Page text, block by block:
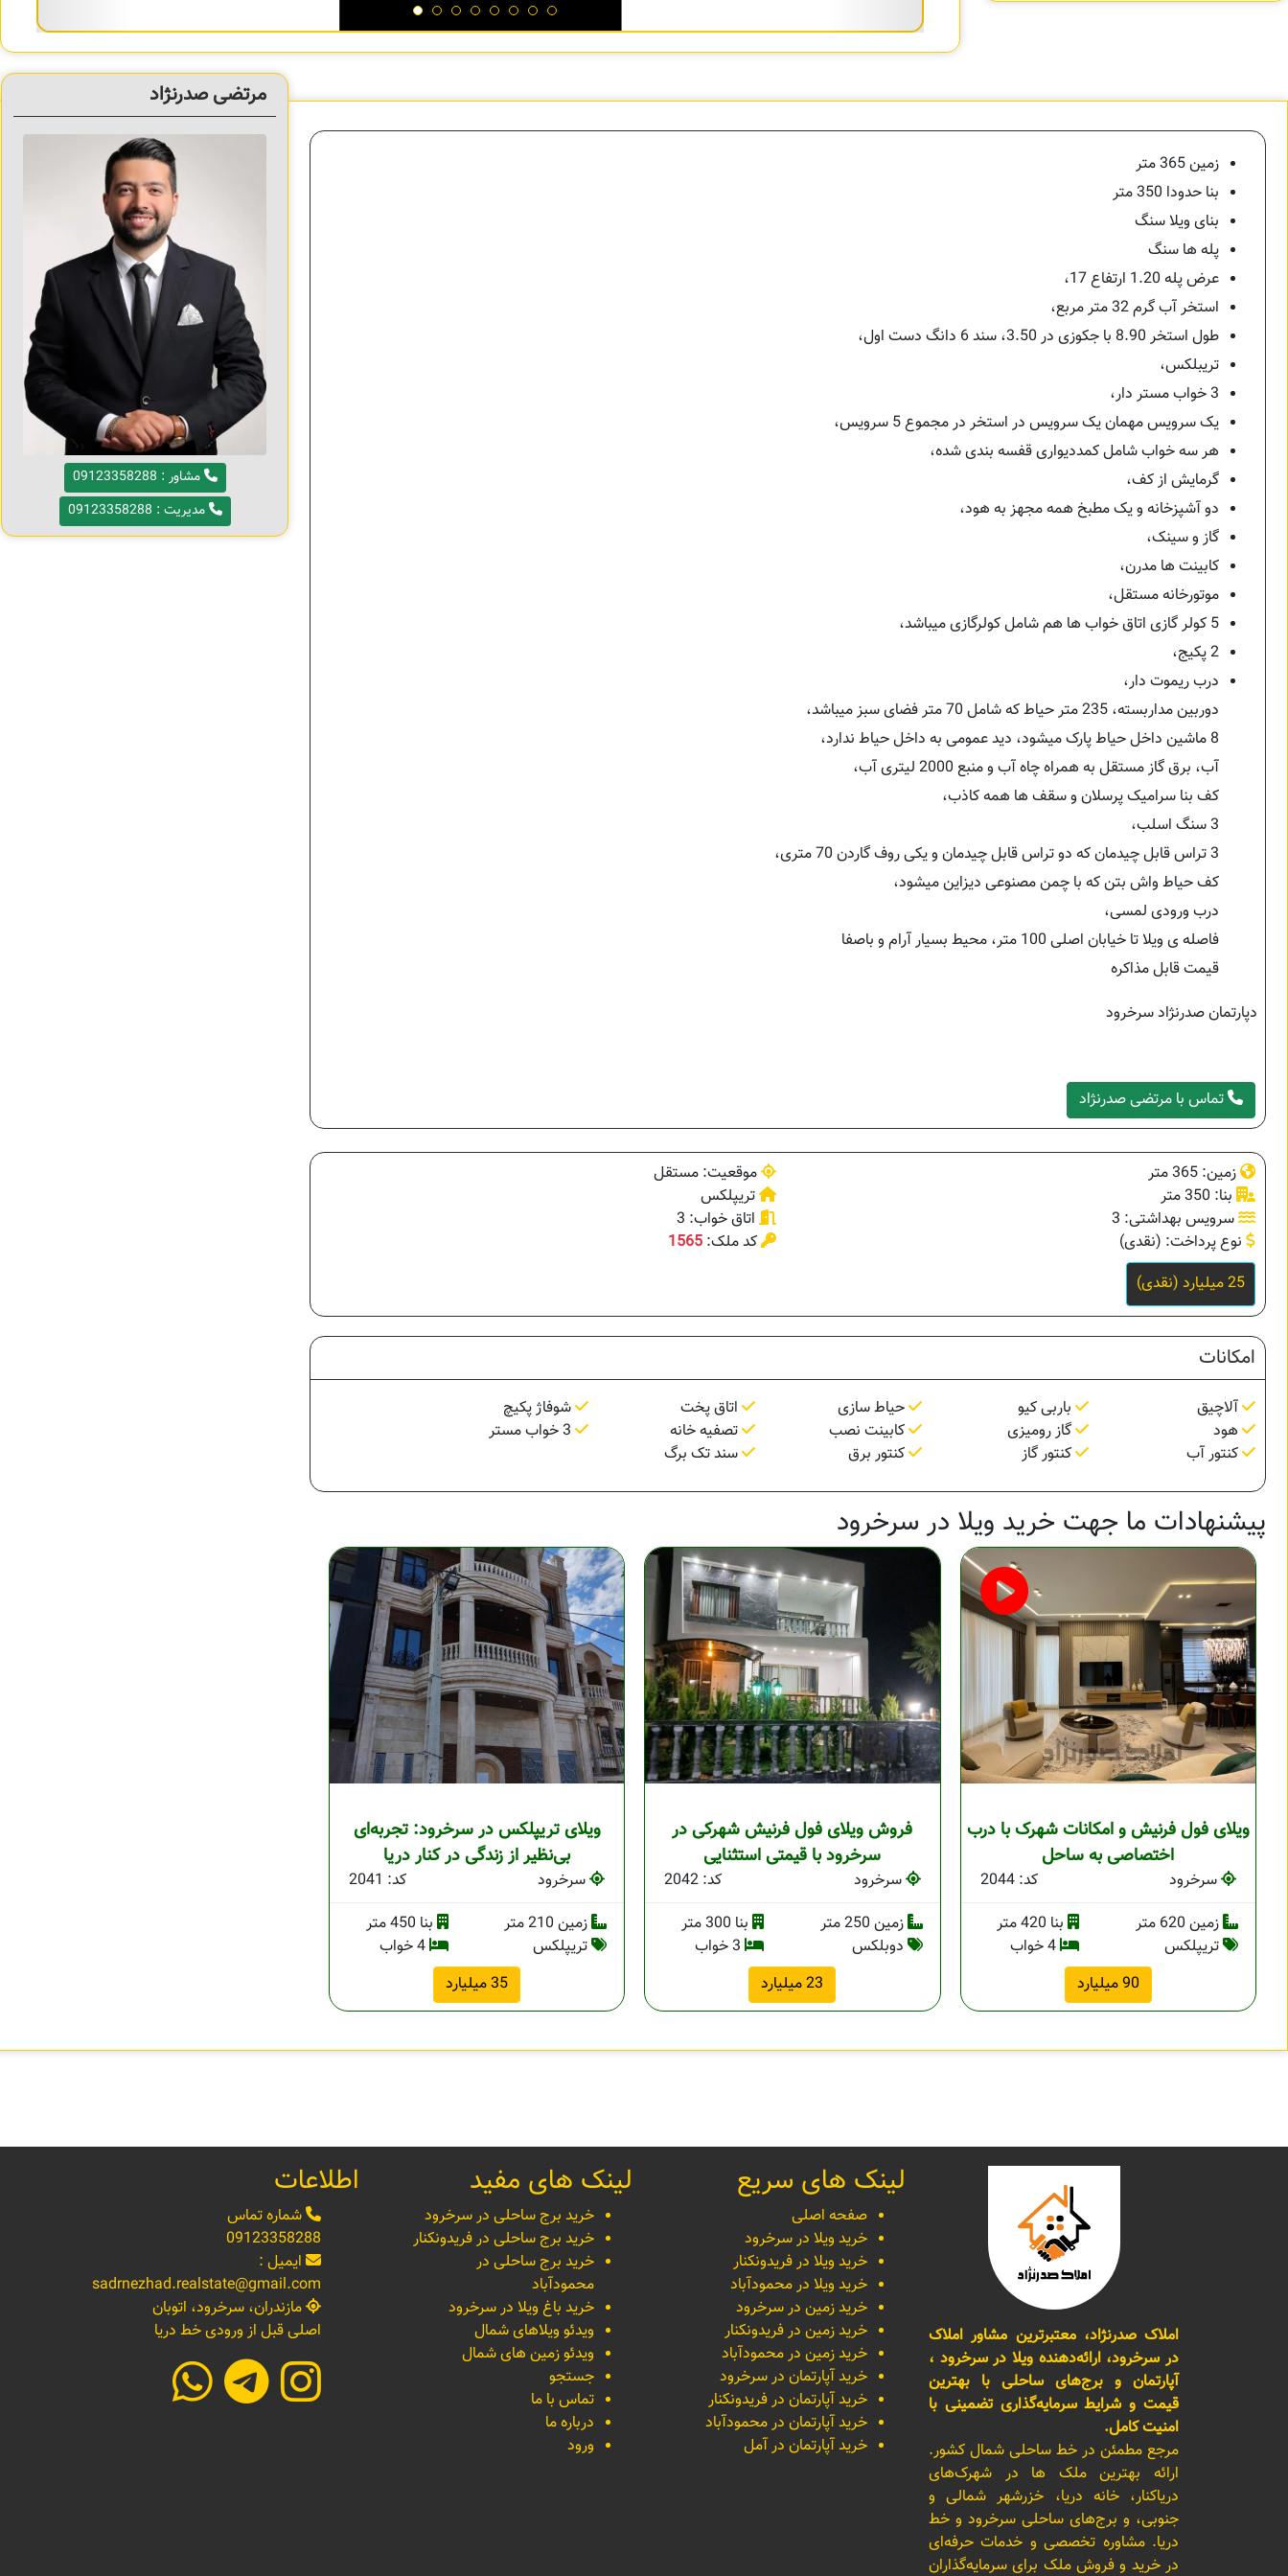
مرتضی صدرنژاد
مشاور : 09123358288
مدیریت : 09123358288
زمین 365 متر
بنا حدودا 350 متر
بنای ویلا سنگ
پله ها سنگ
عرض پله 1.20 ارتفاع 17،
استخر آب گرم 32 متر مربع،
طول استخر 8.90 با جکوزی در 3.50، سند 6 دانگ دست اول،
تریبلکس،
3 خواب مستر دار،
یک سرویس مهمان یک سرویس در استخر در مجموع 5 سرویس،
هر سه خواب شامل کمددیواری قفسه بندی شده،
گرمایش از کف،
دو آشپزخانه و یک مطبخ همه مجهز به هود،
گاز و سینک،
کابینت ها مدرن،
موتورخانه مستقل،
5 کولر گازی اتاق خواب ها هم شامل کولرگازی میباشد،
2 پکیج،
درب ریموت دار،
دوربین مداربسته، 235 متر حیاط که شامل 70 متر فضای سبز میباشد،
8 ماشین داخل حیاط پارک میشود، دید عمومی به داخل حیاط ندارد،
آب، برق گاز مستقل به همراه چاه آب و منبع 2000 لیتری آب،
کف بنا سرامیک پرسلان و سقف ها همه کاذب،
3 سنگ اسلب،
3 تراس قابل چیدمان که دو تراس قابل چیدمان و یکی روف گاردن 70 متری،
کف حیاط واش بتن که با چمن مصنوعی دیزاین میشود،
درب ورودی لمسی،
فاصله ی ویلا تا خیابان اصلی 100 متر، محیط بسیار آرام و باصفا
قیمت قابل مذاکره
دپارتمان صدرنژاد سرخرود
تماس با مرتضی صدرنژاد
زمین: 365 متر
موقعیت: مستقل
بنا: 350 متر
تریپلکس
سرویس بهداشتی: 3
اتاق خواب: 3
نوع پرداخت: (نقدی)
کد ملک: 1565
25 میلیارد (نقدی)
امکانات
آلاچیق باربی کیو حیاط سازی اتاق پخت
شوفاژ پکیچ
هود
گاز رومیزی کابینت نصب تصفیه خانه
کنتور آب
کنتور گاز کنتور برق سند تک برگ
پیشنهادات ما جهت خرید ویلا در سرخرود
ویلای فول فرنیش و امکانات شهرک با درب
اختصاصی به ساحل
سرخرود
کد: 2044
زمین 620 متر
بنا 420 متر
تریپلکس
4 خواب
90 میلیارد
فروش ویلای فول فرنیش شهرکی در
سرخرود با قیمتی استثنایی
سرخرود
کد: 2042
زمین 250 متر
بنا 300 متر
دوبلکس
23 میلیارد
ویلای تریپلکس در سرخرود: تجربه‌ای
بی‌نظیر از زندگی در کنار دریا
سرخرود
کد: 2041
زمین 210 متر
بنا 450 متر
تریپلکس
4 خواب
35 میلیارد
املاک صدرنژاد، معتبرترین مشاور املاک
در سرخرود، ارائه‌دهنده ویلا در سرخرود ،
آپارتمان و برج‌های ساحلی با بهترین
قیمت و شرایط سرمایه‌گذاری تضمینی با
امنیت کامل.
مرجع مطمئن در خط ساحلی شمال کشور.
ارائه بهترین ملک ها در شهرک‌های
دریاکنار، خانه دریا، خزرشهر شمالی و
جنوبی، و برج‌های ساحلی سرخرود و خط
دریا. مشاوره تخصصی و خدمات حرفه‌ای
در خرید و فروش ملک برای سرمایه‌گذاران
لینک های سریع
صفحه اصلی
خرید ویلا در سرخرود
خرید ویلا در فریدونکنار
خرید ویلا در محمودآباد
خرید زمین در سرخرود
خرید زمین در فریدونکنار
خرید زمین در محمودآباد
خرید آپارتمان در سرخرود
خرید آپارتمان در فریدونکنار
خرید آپارتمان در محمودآباد
خرید آپارتمان در آمل
لینک های مفید
خرید برج ساحلی در سرخرود
خرید برج ساحلی در فریدونکنار
خرید برج ساحلی در
محمودآباد
خرید باغ ویلا در سرخرود
ویدئو ویلاهای شمال
ویدئو زمین های شمال
جستجو
تماس با ما
درباره ما
ورود
اطلاعات
شماره تماس
09123358288
ایمیل :
sadrnezhad.realstate@gmail.com
مازندران، سرخرود، اتوبان
اصلی قبل از ورودی خط دریا